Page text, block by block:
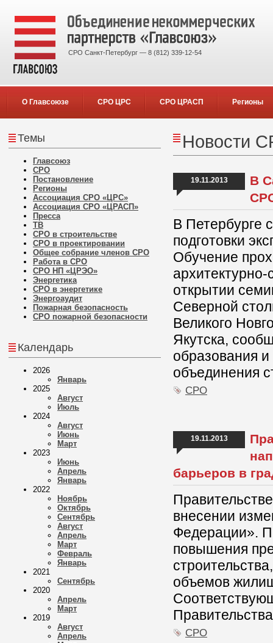
СРО Санкт-Петербург — 8 (812) 339-12-54
О Главсоюзе СРО ЦРС СРО ЦРАСП Регионы
Темы
Главсоюз
СРО
Постановление
Регионы
Ассоциация СРО «ЦРС»
Ассоциация СРО «ЦРАСП»
Пресса
ТВ
СРО в строительстве
СРО в проектировании
Общее собрание членов СРО
Работа в СРО
СРО НП «ЦРЭО»
Энергетика
СРО в энергетике
Энергоаудит
Пожарная безопасность
СРО пожарной безопасности
Календарь
2026
Январь
2025
Август
Июль
2024
Август
Июнь
Март
2023
Июнь
Апрель
Январь
2022
Ноябрь
Октябрь
Сентябрь
Август
Апрель
Март
Февраль
Январь
2021
Сентябрь
2020
Апрель
Март
2019
Август
Апрель
Новости
19.11.2013
В
В Петербурге
подготовки
Обучение
открытии
Северной
Великого
Якутска,
образования
объединения
СРО
19.11.2013
барьеров в
внесении
Федерации».
повышения
объемов
СРО